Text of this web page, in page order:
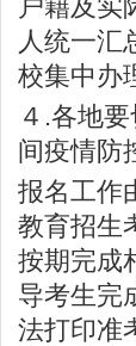
户籍及实
人统一汇
校集中办
４.各地
间疫情防
报名工作
教育招生
按期完成
导考生完
法打印准